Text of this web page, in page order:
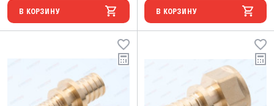
В КОРЗИНУ В КОРЗИНУ